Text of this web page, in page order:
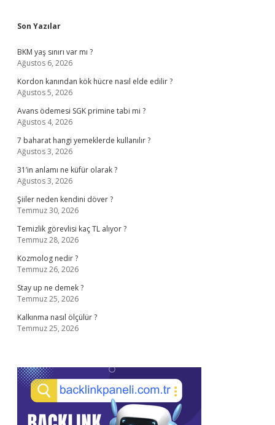
Sidebar
Son Yazılar
BKM yaş sınırı var mı ?
Ağustos 6, 2026
Kordon kanından kök hücre nasıl elde edilir ?
Ağustos 5, 2026
Avans ödemesi SGK primine tabi mi ?
Ağustos 4, 2026
7 baharat hangi yemeklerde kullanılır ?
Ağustos 3, 2026
31’in anlamı ne küfür olarak ?
Ağustos 3, 2026
Şiiler neden kendini döver ?
Temmuz 30, 2026
Temizlik görevlisi kaç TL alıyor ?
Temmuz 28, 2026
Kozmolog nedir ?
Temmuz 26, 2026
Stay up ne demek ?
Temmuz 25, 2026
Kalkınma nasıl ölçülür ?
Temmuz 25, 2026